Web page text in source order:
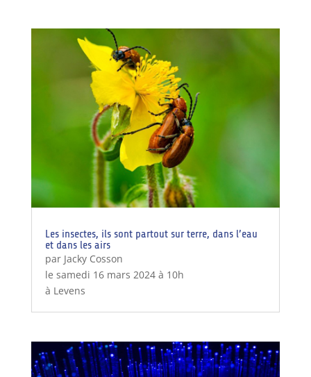
Les insectes, ils sont partout sur terre, dans l’eau
et dans les airs
par Jacky Cosson
le samedi 16 mars 2024 à 10h
à Levens